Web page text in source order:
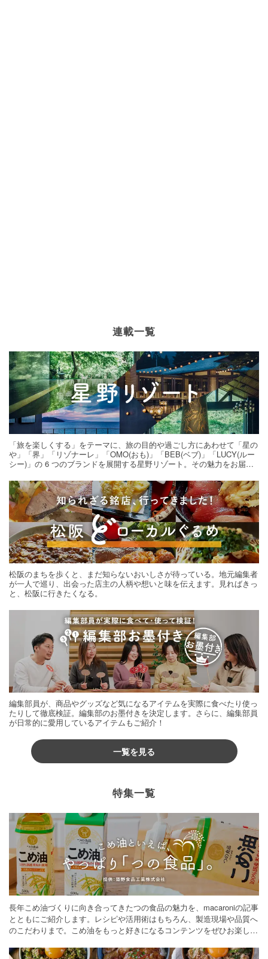
連載一覧
「旅を楽しくする」をテーマに、旅の目的や過ごし方にあわせて「星の
や」「界」「リゾナーレ」「OMO(おも)」「BEB(ベブ)」「LUCY(ルー
シー)」の 6 つのブランドを展開する星野リゾート。その魅力をお届け
松阪のまちを歩くと、まだ知らないおいしさが待っている。地元編集者
が一人で巡り、出会った店主の人柄や想いと味を伝えます。見ればきっ
と、松阪に行きたくなる。
編集部員が、商品やグッズなど気になるアイテムを実際に食べたり使っ
たりして徹底検証。編集部のお墨付きを決定します。さらに、編集部員
が日常的に愛用しているアイテムもご紹介！
一覧を見る
特集一覧
長年こめ油づくりに向き合ってきたつの食品の魅力を、macaroniの記事
とともにご紹介します。レシピや活用術はもちろん、製造現場や品質へ
のこだわりまで。こめ油をもっと好きになるコンテンツをぜひお楽しみ